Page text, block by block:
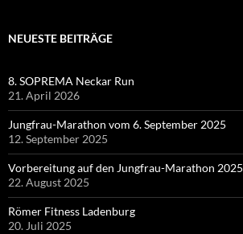
NEUESTE BEITRÄGE
8. SOPREMA Neckar Run
21. April 2026
Jungfrau-Marathon vom 6. September 2025
12. September 2025
Vorbereitung auf den Jungfrau-Marathon 2025
22. August 2025
Römer Fitness Ladenburg
20. Juli 2025